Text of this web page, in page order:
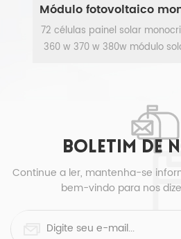
72 células painel solar
360 w 370 w 380w módulo
BOLETIM DE
Continue a ler, mantenha-se
bem-vindo para nos